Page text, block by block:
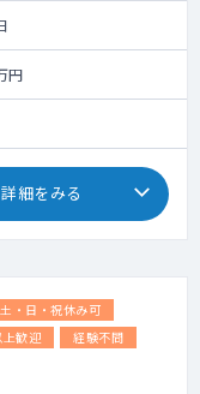
円
詳細をみる
土・日・祝休み可
歓迎
経験不問